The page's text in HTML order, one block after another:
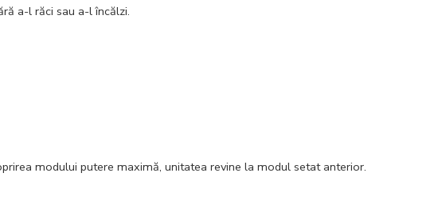
a-l răci sau a-l încălzi.
modului putere maximă, unitatea revine la modul setat anterior.